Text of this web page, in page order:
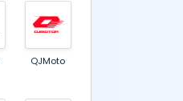
QJMoto